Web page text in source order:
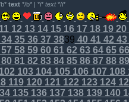
text*/b* | *i* text*/i*
12 1314151617 181920
353637 3839 404142 43
5859606162 63646566
8182 8384858687 8889
103104105106107 108
119120121122 123124
135136137 138139140